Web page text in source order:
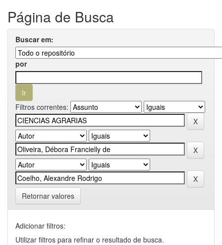
Página de Busca
Buscar em:
por
Filtros correntes:
Retornar valores
Adicionar filtros:
Utilizar filtros para refinar o resultado de busca.